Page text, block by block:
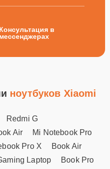
Консультация в
мессенджерах
ноутбуков Xiaomi
Redmi G
Air
Mi Notebook Pro
Pro X
Book Air
Laptop
Book Pro